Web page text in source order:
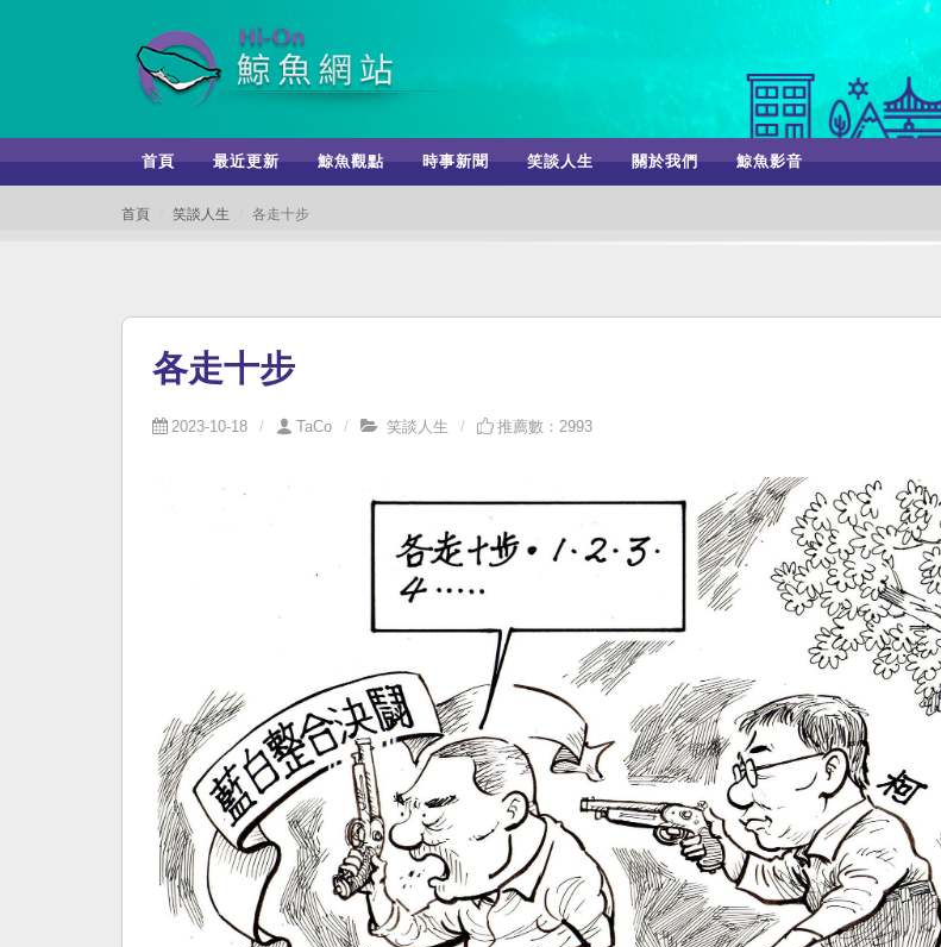
首頁 最近更新 鯨魚觀點 時事新聞 笑談人生 關於我們 鯨魚影音
首頁 笑談人生 各走十步
各走十步
2023-10-18 TaCo 笑談人生 推薦數：2993